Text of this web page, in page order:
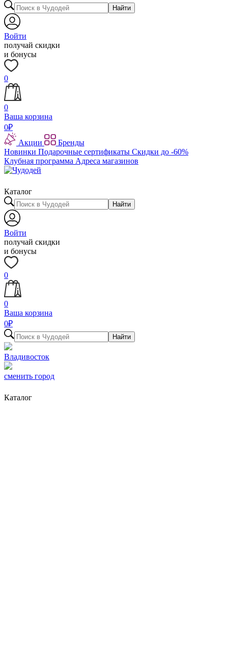
Найти
Войти
получай скидки
и бонусы
0
0
Ваша корзина
0₽
Акции
Бренды
Новинки Подарочные сертификаты Скидки до -60%
Клубная программа Адреса магазинов
Каталог
Найти
Войти
получай скидки
и бонусы
0
0
Ваша корзина
0₽
Найти
Владивосток
сменить город
Каталог